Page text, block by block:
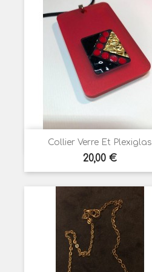
Collier Verre Et Plexiglas
Prix
20,00 €
Aperçu rapide